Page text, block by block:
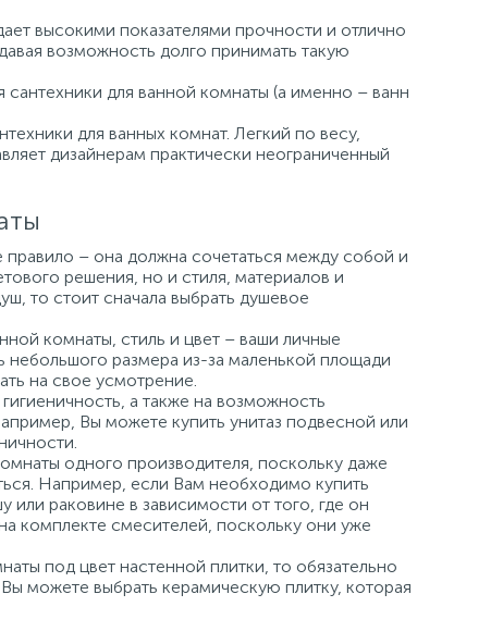
высокими показателями прочности и отлично
возможность долго принимать такую
для ванной комнаты (а именно – ванн
для ванных комнат. Легкий по весу,
дизайнерам практически неограниченный
правило – она должна сочетаться между собой и
решения, но и стиля, материалов и
то стоит сначала выбрать душевое
комнаты, стиль и цвет – ваши личные
размера из-за маленькой площади
на свое усмотрение.
а также на возможность
Вы можете купить унитаз подвесной или
одного производителя, поскольку даже
Например, если Вам необходимо купить
раковине в зависимости от того, где он
комплекте смесителей, поскольку они уже
под цвет настенной плитки, то обязательно
можете выбрать керамическую плитку, которая